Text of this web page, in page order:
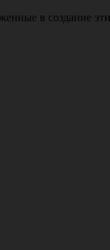
в создание